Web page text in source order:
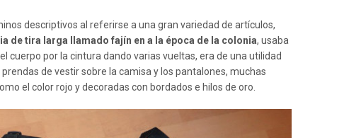
descriptivos al referirse a una gran variedad de artículos,
de tira larga llamado fajín en a la época de la colonia, usaba
cuerpo por la cintura dando varias vueltas, era de una utilidad
de vestir sobre la camisa y los pantalones, muchas
el color rojo y decoradas con bordados e hilos de oro.